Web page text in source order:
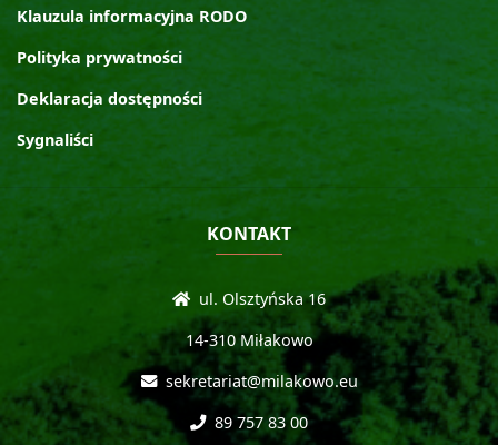
Klauzula informacyjna RODO
Polityka prywatności
Deklaracja dostępności
Sygnaliści
KONTAKT
ul. Olsztyńska 16
14-310 Miłakowo
sekretariat@milakowo.eu
89 757 83 00